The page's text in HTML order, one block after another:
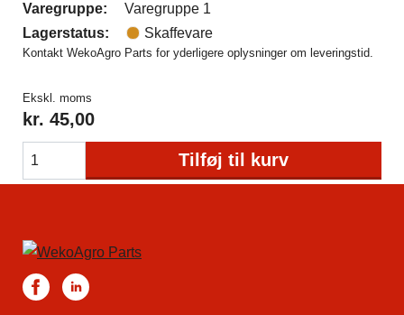
Varegruppe:
Varegruppe 1
Lagerstatus:
Skaffevare
Kontakt WekoAgro Parts for yderligere oplysninger om leveringstid.
Ekskl. moms
kr. 45,00
Tilføj til kurv